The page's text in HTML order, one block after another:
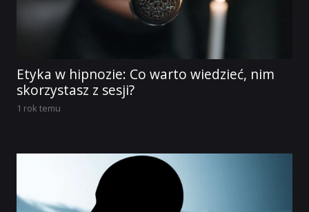
Etyka w hipnozie: Co warto wiedzieć, nim
skorzystasz z sesji?
1 rok temu